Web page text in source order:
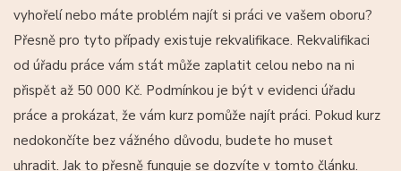
vyhořelí nebo máte problém najít si práci ve vašem oboru?
Přesně pro tyto případy existuje rekvalifikace. Rekvalifikaci
od úřadu práce vám stát může zaplatit celou nebo na ni
přispět až 50 000 Kč. Podmínkou je být v evidenci úřadu
práce a prokázat, že vám kurz pomůže najít práci. Pokud kurz
nedokončíte bez vážného důvodu, budete ho muset
uhradit. Jak to přesně funguje se dozvíte v tomto článku.